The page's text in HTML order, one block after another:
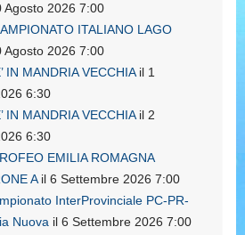
Agosto 2026 7:00
ITALIANO LAGO
Agosto 2026 7:00
IN MANDRIA VECCHIAil 1
6:30
IN MANDRIA VECCHIAil 2
6:30
EMILIA ROMAGNA
Ail 6 Settembre 2026 7:00
InterProvinciale PC-PR-
Nuova il 6 Settembre 2026 7:00